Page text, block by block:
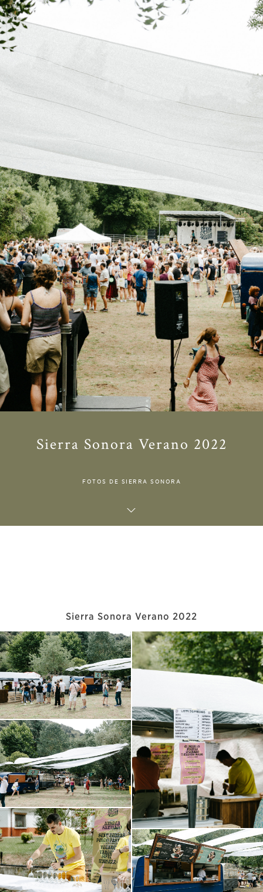
Sierra Sonora Verano 2022
FOTOS DE SIERRA SONORA
Sierra Sonora Verano 2022